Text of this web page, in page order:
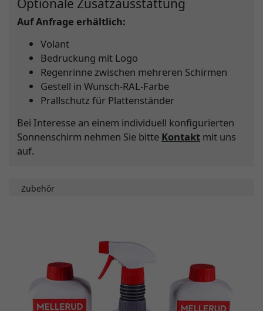
Optionale Zusatzausstattung
Auf Anfrage erhältlich:
Volant
Bedruckung mit Logo
Regenrinne zwischen mehreren Schirmen
Gestell in Wunsch-RAL-Farbe
Prallschutz für Plattenständer
Bei Interesse an einem individuell konfigurierten
Sonnenschirm nehmen Sie bitte Kontakt mit uns
auf.
Zubehör